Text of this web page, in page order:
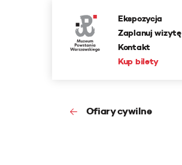
Ekspozycja
Zaplanuj wizytę
Kontakt
Kup bilety
Ofiary cywilne